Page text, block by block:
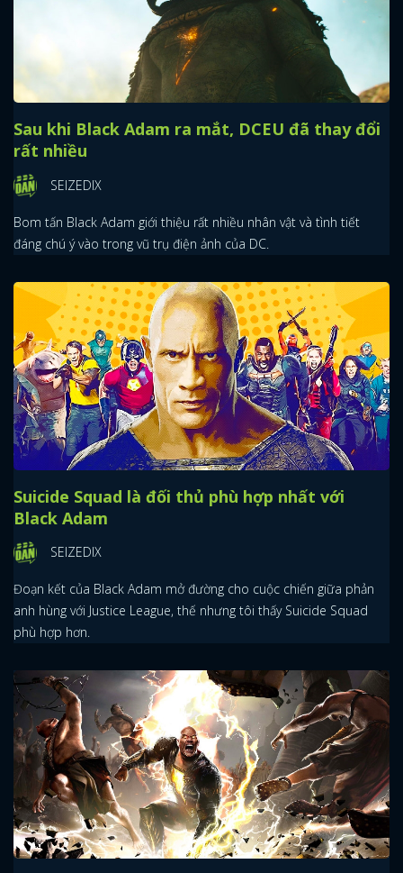
Sau khi Black Adam ra mắt, DCEU đã thay đổi
rất nhiều
SEIZEDIX
Bom tấn Black Adam giới thiệu rất nhiều nhân vật và tình tiết
đáng chú ý vào trong vũ trụ điện ảnh của DC.
Suicide Squad là đối thủ phù hợp nhất với
Black Adam
SEIZEDIX
Đoạn kết của Black Adam mở đường cho cuộc chiến giữa phản
anh hùng với Justice League, thế nhưng tôi thấy Suicide Squad
phù hợp hơn.